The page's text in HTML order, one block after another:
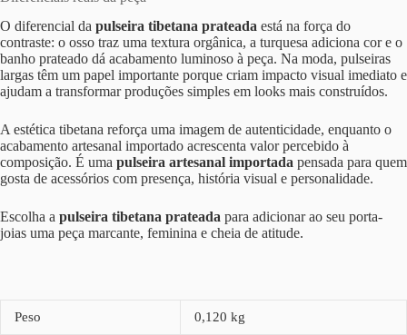
O diferencial da pulseira tibetana prateada está na força do
contraste: o osso traz uma textura orgânica, a turquesa adiciona cor e o
banho prateado dá acabamento luminoso à peça. Na moda, pulseiras
largas têm um papel importante porque criam impacto visual imediato e
ajudam a transformar produções simples em looks mais construídos.
A estética tibetana reforça uma imagem de autenticidade, enquanto o
acabamento artesanal importado acrescenta valor percebido à
composição. É uma pulseira artesanal importada pensada para quem
gosta de acessórios com presença, história visual e personalidade.
Escolha a pulseira tibetana prateada para adicionar ao seu porta-
joias uma peça marcante, feminina e cheia de atitude.
Peso 0,120 kg